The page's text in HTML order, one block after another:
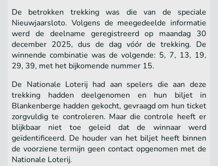
De betrokken trekking was die van de speciale
Nieuwjaarsloto. Volgens de meegedeelde informatie
werd de deelname geregistreerd op maandag 30
december 2025, dus de dag vóór de trekking. De
winnende combinatie was de volgende: 5, 7, 13, 19,
29, 39, met het bijkomende nummer 15.
De Nationale Loterij had aan spelers die aan deze
trekking hadden deelgenomen en hun biljet in
Blankenberge hadden gekocht, gevraagd om hun ticket
zorgvuldig te controleren. Maar die controle heeft er
blijkbaar niet toe geleid dat de winnaar werd
geïdentificeerd. De houder van het biljet heeft binnen
de voorziene termijn geen contact opgenomen met de
Nationale Loterij.